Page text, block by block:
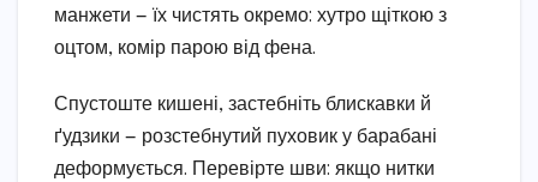
манжети — їх чистять окремо: хутро щіткою з
оцтом, комір парою від фена.
Спустоште кишені, застебніть блискавки й
ґудзики — розстебнутий пуховик у барабані
деформується. Перевірте шви: якщо нитки